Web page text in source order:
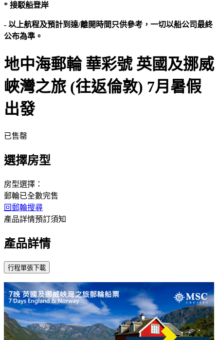
* 接駁船登岸
- 以上航程及預計到達/離開時間只供參考，一切以船公司最終
公布為準。
地中海郵輪 華彩號 英國及挪威
峽灣之旅 (往返倫敦) 7月暑假
出發
已售罄
選擇房型
房型選擇：
郵輪已全數完售
回郵輪搜尋
產品詳情預訂須知
產品詳情